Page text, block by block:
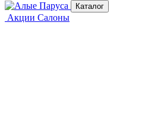
Каталог
Акции Салоны